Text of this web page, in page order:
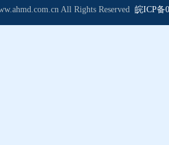
All Rights Reserved 皖ICP备